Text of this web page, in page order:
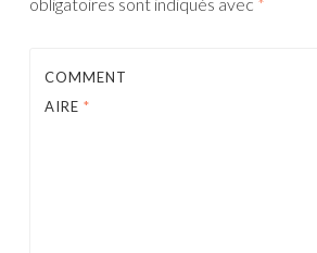
COMMENT
AIRE *